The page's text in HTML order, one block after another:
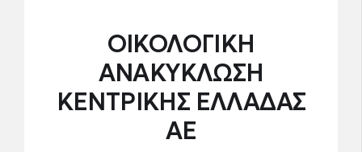
ΟΙΚΟΛΟΓΙΚΗ
ΑΝΑΚΥΚΛΩΣΗ
ΚΕΝΤΡΙΚΗΣ ΕΛΛΑΔΑΣ
ΑΕ